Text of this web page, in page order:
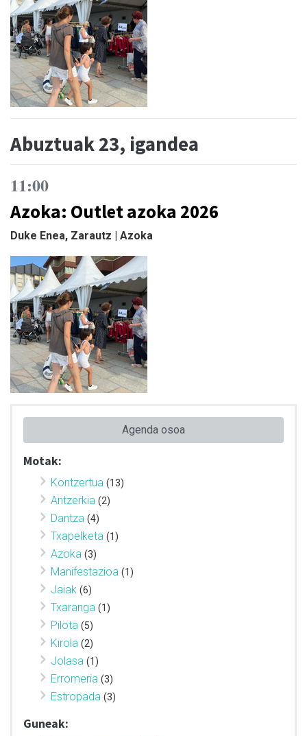
Abuztuak 23, igandea
11:00
Azoka: Outlet azoka 2026
Duke Enea, Zarautz | Azoka
Agenda osoa
Motak:
Kontzertua (13)
Antzerkia (2)
Dantza (4)
Txapelketa (1)
Azoka (3)
Manifestazioa (1)
Jaiak (6)
Txaranga (1)
Pilota (5)
Kirola (2)
Jolasa (1)
Erromeria (3)
Estropada (3)
Guneak: